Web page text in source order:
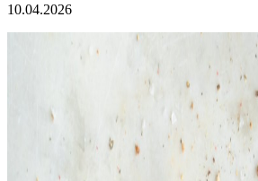
10.04.2026